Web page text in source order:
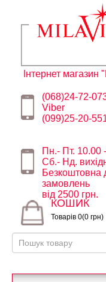
Інтернет
(068)24-72-
Viber
(099)25-20-
Пн.- Пт. 10.00
Сб.- Нд.
Безкоштовна
замовлень
від 2500 грн.
КОШИК
Товарів 0(0 грн)